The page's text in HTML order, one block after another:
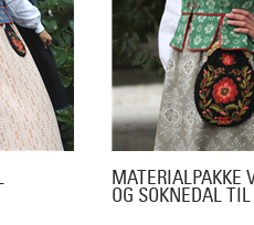
MATERIALPAKKE
OG SOKNEDAL